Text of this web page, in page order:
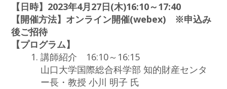
【日時】2023年4月27日(木)16:10～17:40
【開催方法】オンライン開催(webex) ※申込み
後ご招待
【プログラム】
講師紹介 16:10～16:15
山口大学国際総合科学部 知的財産センタ
ー長・教授 小川 明子 氏